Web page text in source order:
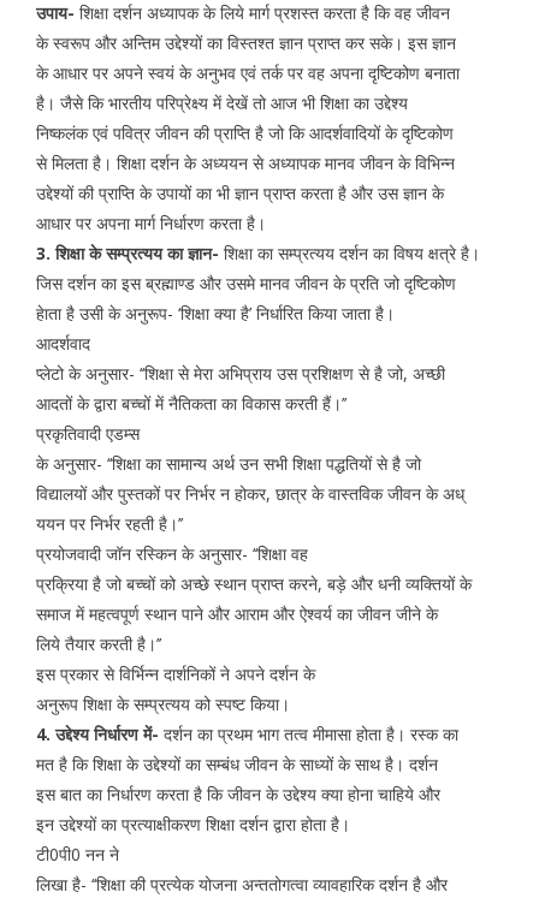
उपाय- शिक्षा दर्शन अध्यापक के लिये मार्ग प्रशस्त करता है कि वह जीवन
के स्वरूप और अन्तिम उद्देश्यों का विस्तश्त ज्ञान प्राप्त कर सके। इस ज्ञान
के आधार पर अपने स्वयं के अनुभव एवं तर्क पर वह अपना दृष्टिकोण बनाता
है। जैसे कि भारतीय परिप्रेक्ष्य में देखें तो आज भी शिक्षा का उद्देश्य
निष्कलंक एवं पवित्र जीवन की प्राप्ति है जो कि आदर्शवादियों के दृष्टिकोण
से मिलता है। शिक्षा दर्शन के अध्ययन से अध्यापक मानव जीवन के विभिन्न
उद्देश्यों की प्राप्ति के उपायों का भी ज्ञान प्राप्त करता है और उस ज्ञान के
आधार पर अपना मार्ग निर्धारण करता है।
3. शिक्षा के सम्प्रत्यय का ज्ञान- शिक्षा का सम्प्रत्यय दर्शन का विषय क्षत्रे है।
जिस दर्शन का इस ब्रह्माण्ड और उसमे मानव जीवन के प्रति जो दृष्टिकोण
हेाता है उसी के अनुरूप- ‘शिक्षा क्या है’ निर्धारित किया जाता है।
आदर्शवाद
प्लेटो के अनुसार- ‘‘शिक्षा से मेरा अभिप्राय उस प्रशिक्षण से है जो, अच्छी
आदतों के द्वारा बच्चों में नैतिकता का विकास करती हैं।’’
प्रकृतिवादी एडम्स
के अनुसार- ‘‘शिक्षा का सामान्य अर्थ उन सभी शिक्षा पद्धतियों से है जो
विद्यालयों और पुस्तकों पर निर्भर न होकर, छात्र के वास्तविक जीवन के अध्
ययन पर निर्भर रहती है।’’
प्रयोजवादी जॉन रस्किन के अनुसार- ‘‘शिक्षा वह
प्रक्रिया है जो बच्चों को अच्छे स्थान प्राप्त करने, बड़े और धनी व्यक्तियों के
समाज में महत्वपूर्ण स्थान पाने और आराम और ऐश्वर्य का जीवन जीने के
लिये तैयार करती है।’’
इस प्रकार से विर्भिन्न दार्शनिकों ने अपने दर्शन के
अनुरूप शिक्षा के सम्प्रत्यय को स्पष्ट किया।
4. उद्देश्य निर्धारण में- दर्शन का प्रथम भाग तत्व मीमासा होता है। रस्क का
मत है कि शिक्षा के उद्देश्यों का सम्बंध जीवन के साध्यों के साथ है। दर्शन
इस बात का निर्धारण करता है कि जीवन के उद्देश्य क्या होना चाहिये और
इन उद्देश्यों का प्रत्याक्षीकरण शिक्षा दर्शन द्वारा होता है।
टी0पी0 नन ने
लिखा है- ‘‘शिक्षा की प्रत्येक योजना अन्ततोगत्वा व्यावहारिक दर्शन है और